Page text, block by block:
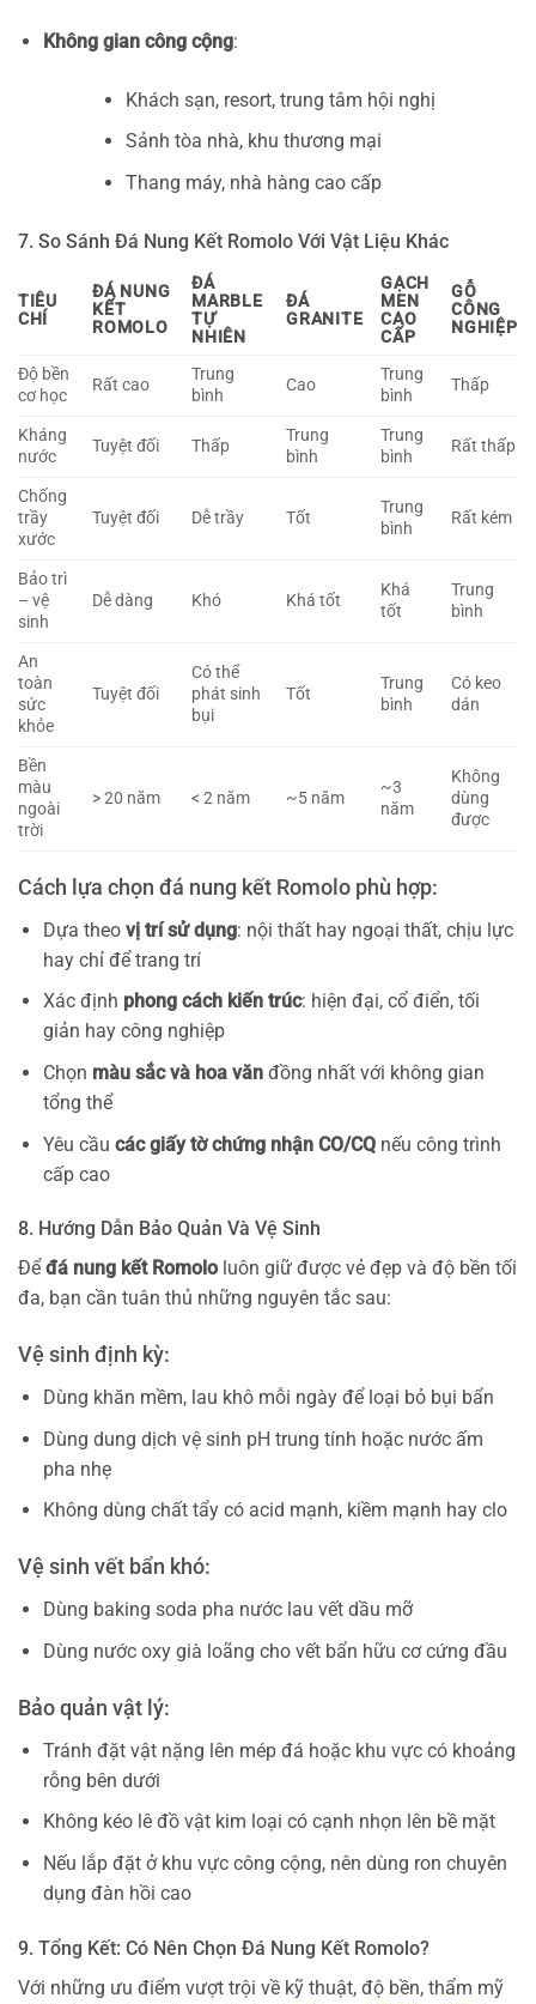
Không gian công cộng:
Khách sạn, resort, trung tâm hội nghị
Sảnh tòa nhà, khu thương mại
Thang máy, nhà hàng cao cấp
7. So Sánh Đá Nung Kết Romolo Với Vật Liệu Khác
TIÊU
CHÍ
ĐÁ NUNG
KẾT
ROMOLO
ĐÁ
MARBLE
TỰ
NHIÊN
ĐÁ
GRANITE
GẠCH
MEN
CAO
CẤP
GỖ
CÔNG
NGHIỆP
Độ bền
cơ học
Rất cao
Trung
bình
Cao
Trung
bình
Thấp
Kháng
nước
Tuyệt đối Thấp
Trung
bình
Trung
bình
Rất thấp
Chống
trầy
xước
Tuyệt đối Dễ trầy Tốt
Trung
bình
Rất kém
Bảo trì
– vệ
sinh
Dễ dàng Khó Khá tốt
Khá
tốt
Trung
bình
An
toàn
sức
khỏe
Tuyệt đối
Có thể
phát sinh
bụi
Tốt
Trung
bình
Có keo
dán
Bền
màu
ngoài
trời
> 20 năm < 2 năm ~5 năm
~3
năm
Không
dùng
được
Cách lựa chọn đá nung kết Romolo phù hợp:
Dựa theo vị trí sử dụng: nội thất hay ngoại thất, chịu lực
hay chỉ để trang trí
Xác định phong cách kiến trúc: hiện đại, cổ điển, tối
giản hay công nghiệp
Chọn màu sắc và hoa vănđồng nhất với không gian
tổng thể
Yêu cầu các giấy tờ chứng nhận CO/CQnếu công trình
cấp cao
8. Hướng Dẫn Bảo Quản Và Vệ Sinh
Để đá nung kết Romolo luôn giữ được vẻ đẹp và độ bền tối
đa, bạn cần tuân thủ những nguyên tắc sau:
Vệ sinh định kỳ:
Dùng khăn mềm, lau khô mỗi ngày để loại bỏ bụi bẩn
Dùng dung dịch vệ sinh pH trung tính hoặc nước ấm
pha nhẹ
Không dùng chất tẩy có acid mạnh, kiềm mạnh hay clo
Vệ sinh vết bẩn khó:
Dùng baking soda pha nước lau vết dầu mỡ
Dùng nước oxy già loãng cho vết bẩn hữu cơ cứng đầu
Bảo quản vật lý:
Tránh đặt vật nặng lên mép đá hoặc khu vực có khoảng
rỗng bên dưới
Không kéo lê đồ vật kim loại có cạnh nhọn lên bề mặt
Nếu lắp đặt ở khu vực công cộng, nên dùng ron chuyên
dụng đàn hồi cao
9. Tổng Kết: Có Nên Chọn Đá Nung Kết Romolo?
Với những ưu điểm vượt trội về kỹ thuật, độ bền, thẩm mỹ